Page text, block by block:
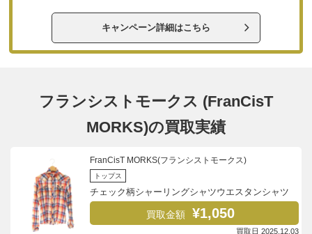
キャンペーン詳細はこちら
フランシストモークス (FranCisT
MORKS)の買取実績
FranCisT MORKS(フランシストモークス)
トップス
チェック柄シャーリングシャツウエスタンシャツ
買取金額 ¥1,050
買取日 2025.12.03